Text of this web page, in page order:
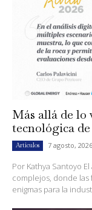
Más allá de lo
tecnológica
Artículos 7 agosto, 2026
Por Kathya Santoyo
complejos, donde
enigmas para la